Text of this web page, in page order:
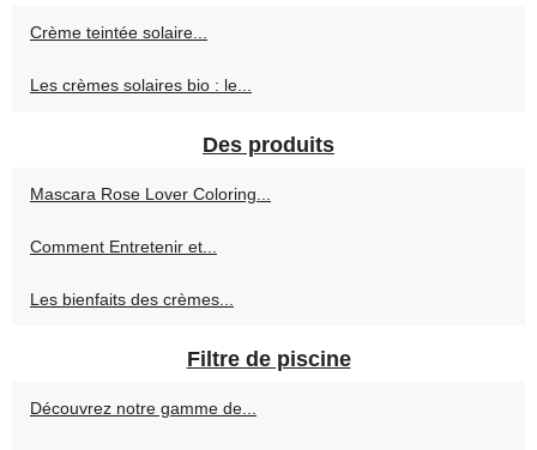
Crème teintée solaire...
Les crèmes solaires bio : le...
Des produits
Mascara Rose Lover Coloring...
Comment Entretenir et...
Les bienfaits des crèmes...
Filtre de piscine
Découvrez notre gamme de...